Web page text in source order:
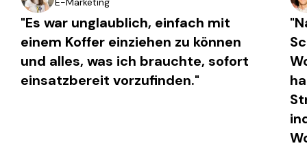
"Es war unglaublich, einfach mit
einem Koffer einziehen zu können
und alles, was ich brauchte, sofort
einsatzbereit vorzufinden."